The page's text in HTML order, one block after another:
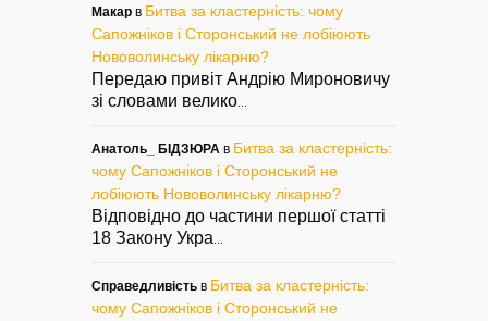
Макар в Битва за кластерність: чому
Сапожніков і Сторонський не лобіюють
Нововолинську лікарню?
Передаю привіт Андрію Мироновичу
зі словами велико...
Анатоль_ БІДЗЮРА в Битва за кластерність:
чому Сапожніков і Сторонський не
лобіюють Нововолинську лікарню?
Відповідно до частини першої статті
18 Закону Укра...
Справедливість в Битва за кластерність:
чому Сапожніков і Сторонський не